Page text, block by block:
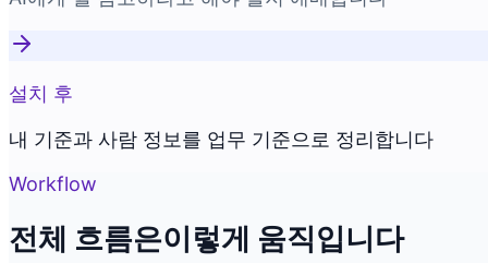
설치 후
내 기준과 사람 정보를 업무 기준으로 정리합니다
Workflow
전체 흐름은이렇게 움직입니다